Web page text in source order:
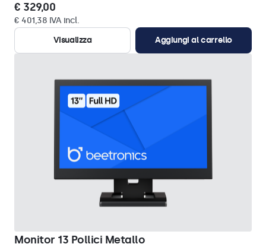
€ 329,00
€ 401,38 IVA incl.
Visualizza
Aggiungi al carrello
Monitor 13 Pollici Metallo